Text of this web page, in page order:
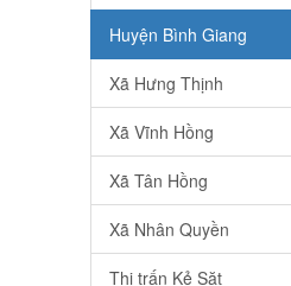
Huyện Bình Giang
Xã Hưng Thịnh
Xã Vĩnh Hồng
Xã Tân Hồng
Xã Nhân Quyền
Thị trấn Kẻ Sặt